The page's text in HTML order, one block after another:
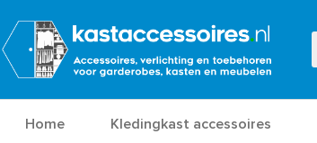
Home Kledingkast accessoires